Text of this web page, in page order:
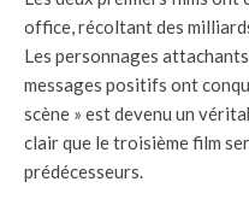
office, récoltant des
Les personnages
messages positifs ont
scène » est devenu un
clair que le troisième film
prédécesseurs.